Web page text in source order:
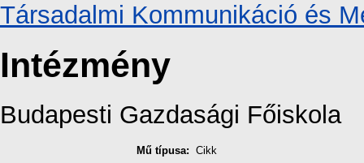
Társadalmi Kommunikáció és
Intézmény
Budapesti Gazdasági Főiskola
Mű típusa: Cikk